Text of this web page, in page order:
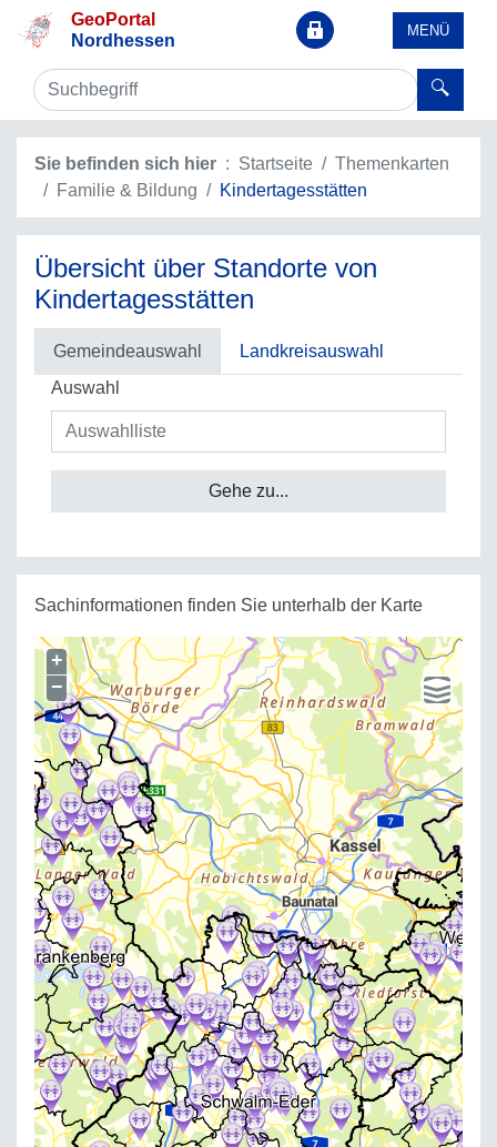
GeoPortal
Nordhessen
MENÜ
Sie befinden sich hier Startseite
Themenkarten
Familie & Bildung
Kindertagesstätten
Übersicht über Standorte von
Kindertagesstätten
Gemeindeauswahl
Landkreisauswahl
Auswahl
Gehe zu...
Sachinformationen finden Sie unterhalb der Karte
+
−